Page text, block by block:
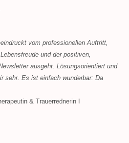
vom professionellen Auftritt,
und der positiven,
ausgeht. Lösungsorientiert und
sehr. Es ist einfach wunderbar: Da
& Trauerrednerin I